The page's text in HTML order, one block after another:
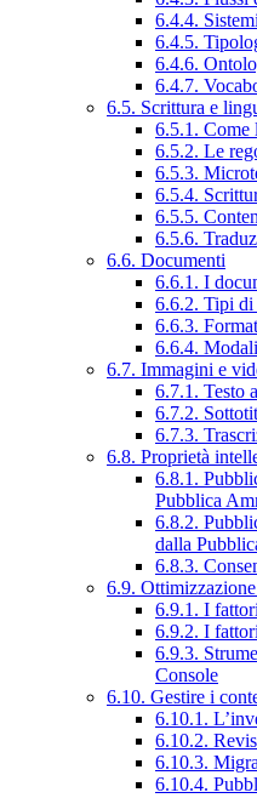
6.4.4.
6.4.5.
6.4.6.
6.4.7.
6.5. Scrittura e
6.5.1. Come
6.5.2. Le
6.5.3.
6.5.4.
6.5.5.
6.5.6.
6.6. Documenti
6.6.1. I
6.6.2. Tipi di
6.6.3.
6.6.4.
6.7. Immagini e
6.7.1. Testo
6.7.2.
6.7.3.
6.8. Proprietà
6.8.1.
Pubblica
6.8.2.
dalla
6.8.3.
6.9.
6.9.1. I fattori
6.9.2. I fattori
6.9.3.
Console
6.10. Gestire i
6.10.1.
6.10.2.
6.10.3.
6.10.4.